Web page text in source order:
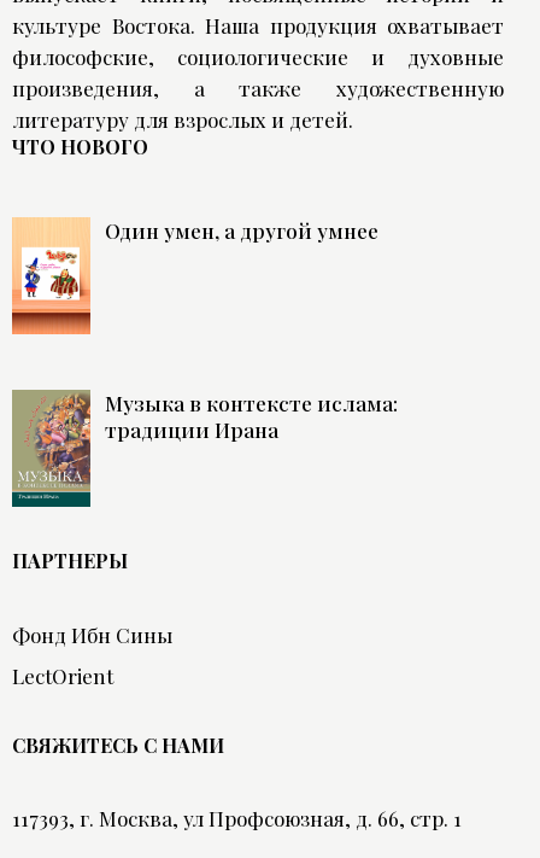
культуре Востока. Наша продукция охватывает
философские, социологические и духовные
произведения, а также художественную
литературу для взрослых и детей.
ЧТО НОВОГО
Один умен, а другой умнее
Музыка в контексте ислама:
традиции Ирана
ПАРТНЕРЫ
Фонд Ибн Сины
LectOrient
СВЯЖИТЕСЬ С НАМИ
117393, г. Москва, ул Профсоюзная, д. 66, стр. 1